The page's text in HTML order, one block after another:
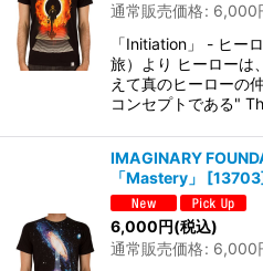
通常販売価格: 6,000
「Initiation」 - ヒー
旅）より ヒーローは
えて真のヒーローの
コンセプトである"
IMAGINARY
「Mastery」
[13703
6,000円(税込)
通常販売価格: 6,000